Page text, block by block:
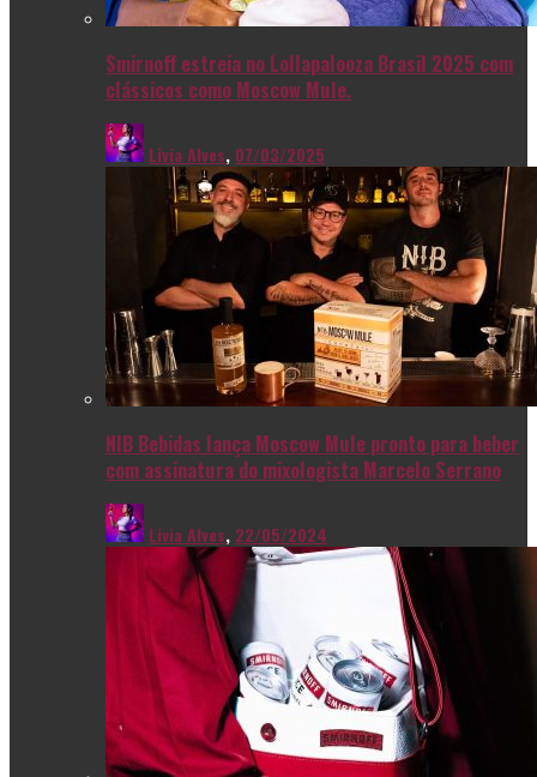
Smirnoff estreia no Lollapalooza Brasil 2025 com
clássicos como Moscow Mule.
Livia Alves, 07/03/2025
NIB Bebidas lança Moscow Mule pronto para beber
com assinatura do mixologista Marcelo Serrano
Livia Alves, 22/05/2024